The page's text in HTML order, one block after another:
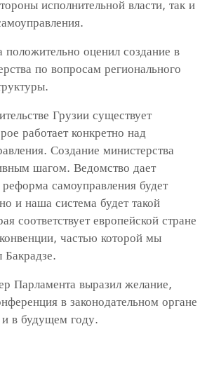
исполнительной власти, так и
оценил создание в
по вопросам регионального
Грузии существует
работает конкретно над
Создание министерства
шагом. Ведомство дает
самоуправления будет
и наша система будет такой
соответствует европейской стране
частью которой мы
Бакрадзе.
Парламента выразил желание,
в законодательном органе
и в будущем году.